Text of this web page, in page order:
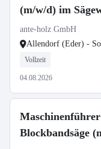
(m/w/d) im
ante-holz GmbH
Allendorf (Eder) -
Vollzeit
04.08.2026
Blockbandsäge